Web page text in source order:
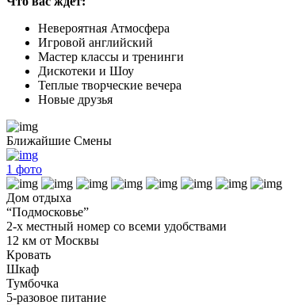
Невероятная Атмосфера
Игровой английский
Мастер классы и тренинги
Дискотеки и Шоу
Теплые творческие вечера
Новые друзья
Ближайшие Смены
1 фото
Дом отдыха
“Подмосковье”
2-х местный номер со всеми удобствами
12 км от Москвы
Кровать
Шкаф
Тумбочка
5-разовое питание